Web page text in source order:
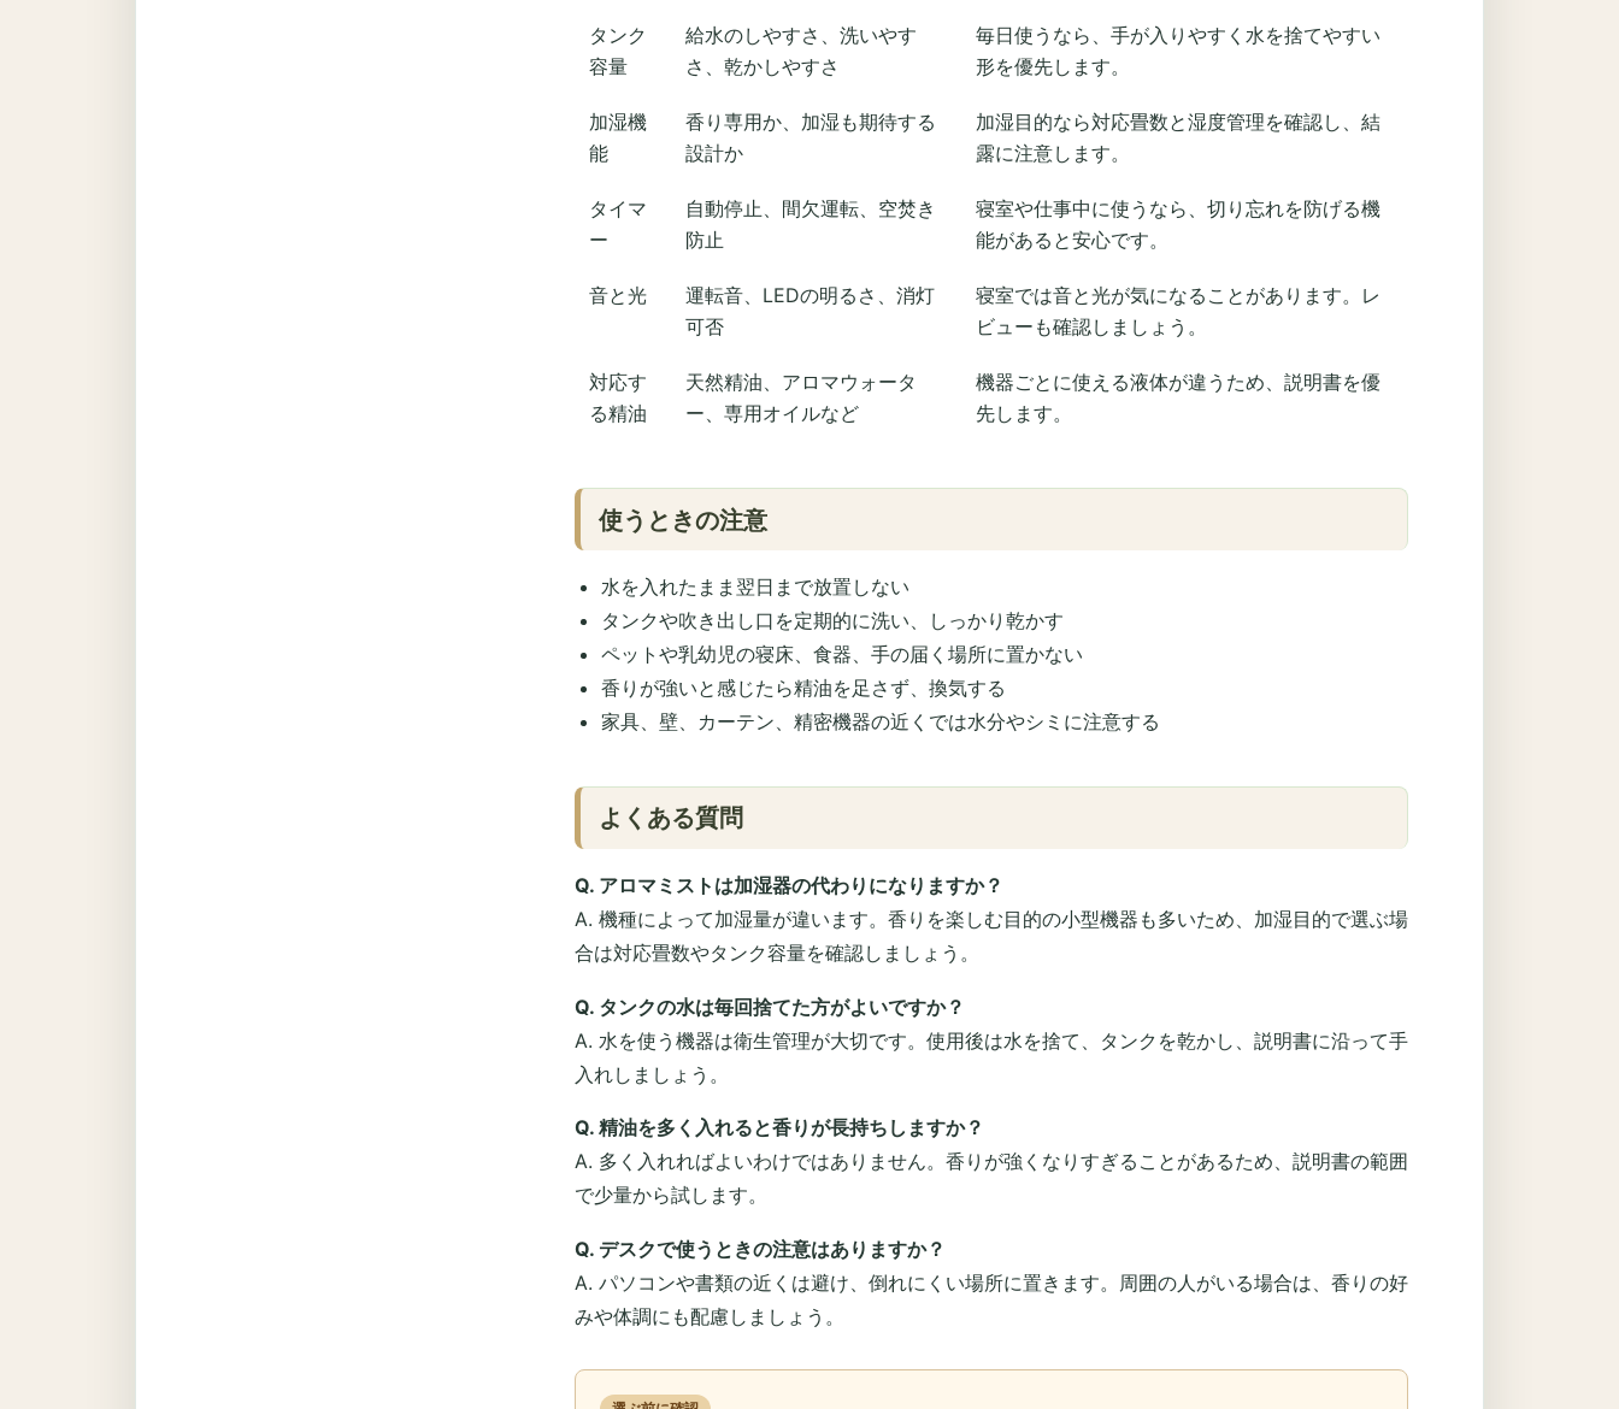
タンク
容量
給水のしやすさ、洗いやす
さ、乾かしやすさ
毎日使うなら、手が入りやすく水を捨てやすい
形を優先します。
加湿機
能
香り専用か、加湿も期待する
設計か
加湿目的なら対応畳数と湿度管理を確認し、結
露に注意します。
タイマ
ー
自動停止、間欠運転、空焚き
防止
寝室や仕事中に使うなら、切り忘れを防げる機
能があると安心です。
音と光
運転音、LEDの明るさ、消灯
可否
寝室では音と光が気になることがあります。レ
ビューも確認しましょう。
対応す
る精油
天然精油、アロマウォータ
ー、専用オイルなど
機器ごとに使える液体が違うため、説明書を優
先します。
使うときの注意
水を入れたまま翌日まで放置しない
タンクや吹き出し口を定期的に洗い、しっかり乾かす
ペットや乳幼児の寝床、食器、手の届く場所に置かない
香りが強いと感じたら精油を足さず、換気する
家具、壁、カーテン、精密機器の近くでは水分やシミに注意する
よくある質問
Q. アロマミストは加湿器の代わりになりますか？
A. 機種によって加湿量が違います。香りを楽しむ目的の小型機器も多いため、加湿目的で選ぶ場
合は対応畳数やタンク容量を確認しましょう。
Q. タンクの水は毎回捨てた方がよいですか？
A. 水を使う機器は衛生管理が大切です。使用後は水を捨て、タンクを乾かし、説明書に沿って手
入れしましょう。
Q. 精油を多く入れると香りが長持ちしますか？
A. 多く入れればよいわけではありません。香りが強くなりすぎることがあるため、説明書の範囲
で少量から試します。
Q. デスクで使うときの注意はありますか？
A. パソコンや書類の近くは避け、倒れにくい場所に置きます。周囲の人がいる場合は、香りの好
みや体調にも配慮しましょう。